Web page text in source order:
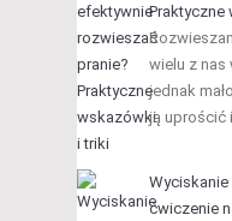
Praktyczne
wielu z nas
jednak
ją uprościć i
ćwiczenie